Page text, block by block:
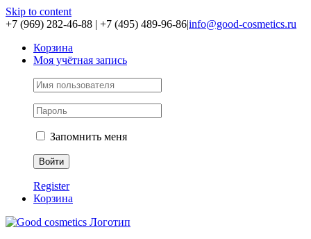
Skip to content
+7 (969) 282-46-88 | +7 (495) 489-96-86|info@good-cosmetics.ru
Корзина
Моя учётная запись
Запомнить меня
Register
Корзина